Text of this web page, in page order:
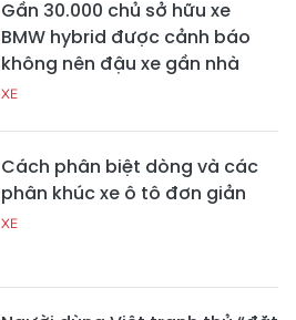
Gần 30.000 chủ sở hữu xe
BMW hybrid được cảnh báo
không nên đậu xe gần nhà
XE
Cách phân biệt dòng và các
phân khúc xe ô tô đơn giản
XE